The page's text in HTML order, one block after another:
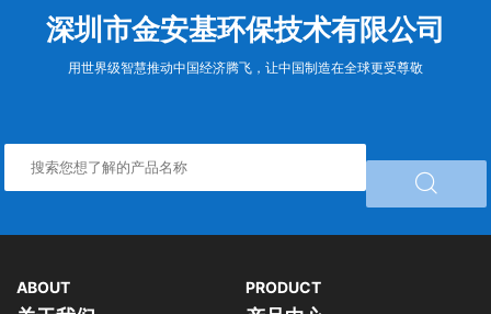
深圳市金安基环保技术有限公司
用世界级智慧推动中国经济腾飞，让中国制造在全球更受尊敬

ABOUT PRODUCT